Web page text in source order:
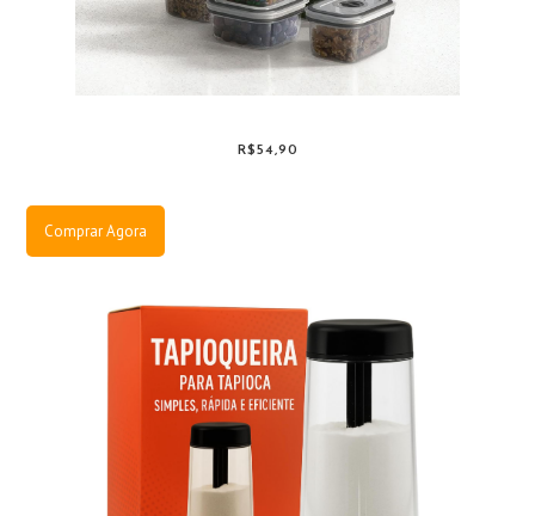
R$54,90
Comprar Agora